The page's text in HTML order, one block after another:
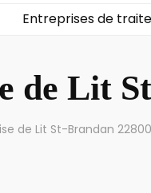
Entreprises de
de Lit
de Lit St-Brandan 22800